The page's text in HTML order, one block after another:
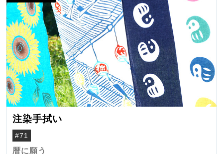
注染手拭い
#71
暦に願う